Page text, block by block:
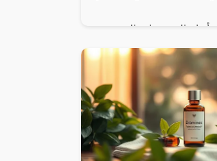
أنواع الخضروات المحببة
لأنه شبه خالي من
ومنعش، وله فوائد كثيرة
والمعادن، كما